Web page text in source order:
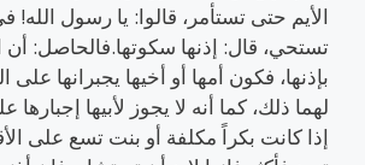
الأيم حتى تستأمر، قالوا: يا رسول الله!
تستحي، قال: إذنها سكوتها.فالحاصل: أن
بإذنها، فكون أمها أو أخيها يجبرانها على
لهما ذلك، كما أنه لا يجوز لأبيها
إذا كانت بكراً مكلفة أو بنت تسع على